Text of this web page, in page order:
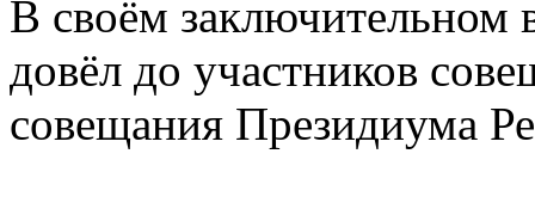
В своём
довёл до участников
совещания Президиума